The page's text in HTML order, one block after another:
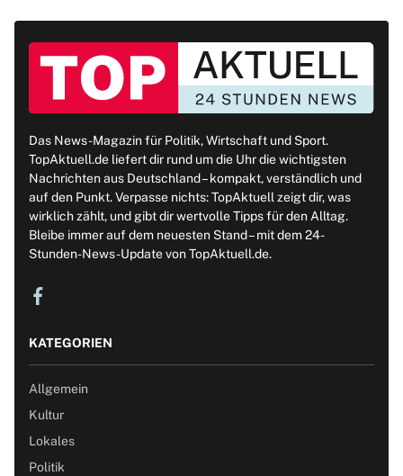
Das News-Magazin für Politik, Wirtschaft und Sport.
TopAktuell.de liefert dir rund um die Uhr die wichtigsten
Nachrichten aus Deutschland – kompakt, verständlich und
auf den Punkt. Verpasse nichts: TopAktuell zeigt dir, was
wirklich zählt, und gibt dir wertvolle Tipps für den Alltag.
Bleibe immer auf dem neuesten Stand – mit dem 24-
Stunden-News-Update von TopAktuell.de.
KATEGORIEN
Allgemein
Kultur
Lokales
Politik